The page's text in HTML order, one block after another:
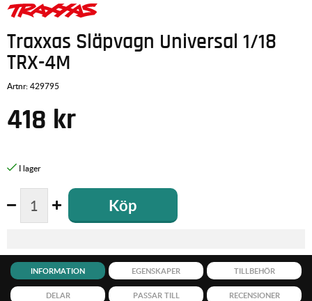
Traxxas Släpvagn Universal 1/18
TRX-4M
Artnr:429795
418 kr
Köp
INFORMATION EGENSKAPER TILLBEHÖR
DELAR PASSAR TILL RECENSIONER